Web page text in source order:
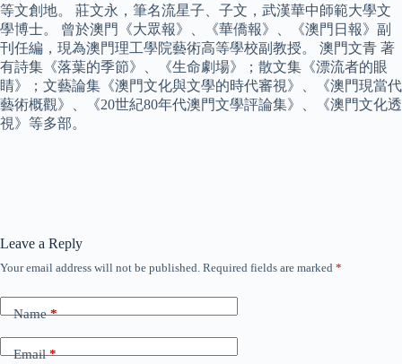
等文創地。 莊文永，筆名流星子、子文，武漢華中師範大學文
學博士。 曾於澳門《大眾報》、《華僑報》、《澳門日報》副
刊任編，現為澳門理工學院藝術高等學校副教授。 澳門文青 著
有詩集《落葉的季節》、《生命劇場》；散文集《漂流者的眼
睛》；文藝論集《澳門文化與文學的時代審視》、《澳門現當代
藝術概觀》、《20世紀80年代澳門文學評論集》、《澳門文化透
視》等多部。
Leave a Reply
Your email address will not be published. Required fields are marked *
Name*
Email*